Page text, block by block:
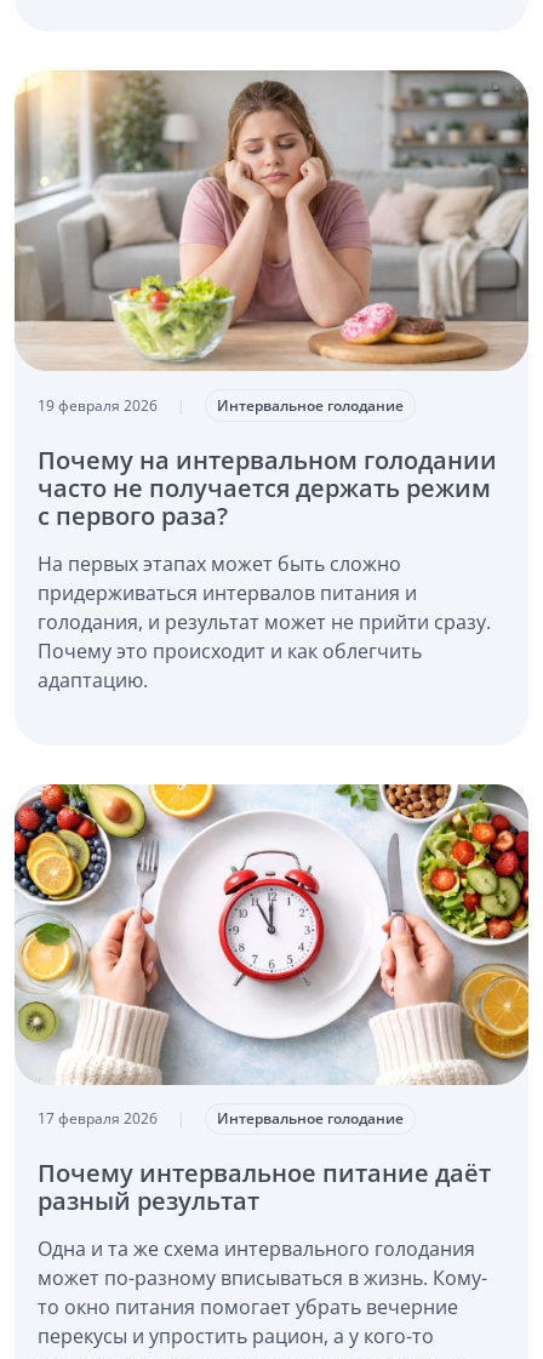
19 февраля 2026 | Интервальное голодание
Почему на интервальном голодании
часто не получается держать режим
с первого раза?
На первых этапах может быть сложно
придерживаться интервалов питания и
голодания, и результат может не прийти сразу.
Почему это происходит и как облегчить
адаптацию.
17 февраля 2026 | Интервальное голодание
Почему интервальное питание даёт
разный результат
Одна и та же схема интервального голодания
может по-разному вписываться в жизнь. Кому-
то окно питания помогает убрать вечерние
перекусы и упростить рацион, а у кого-то